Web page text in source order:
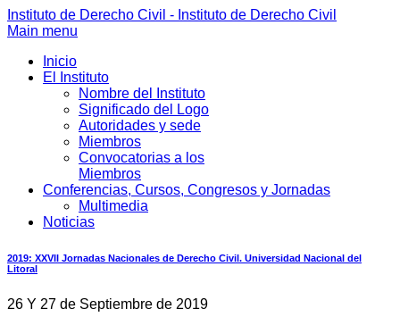
Instituto de Derecho Civil - Instituto de Derecho Civil
Main menu
Inicio
El Instituto
Nombre del Instituto
Significado del Logo
Autoridades y sede
Miembros
Convocatorias a los
Miembros
Conferencias, Cursos, Congresos y Jornadas
Multimedia
Noticias
2019: XXVII Jornadas Nacionales de Derecho Civil. Universidad Nacional del
Litoral
26 Y 27 de Septiembre de 2019